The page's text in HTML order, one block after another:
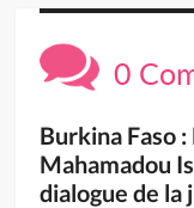
0
Burkina Faso
Mahamadou
dialogue de la